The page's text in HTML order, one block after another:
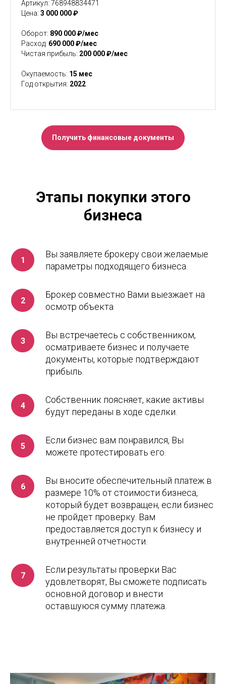
Артикул: 768948834471
Цена: 3 000 000 ₽
Оборот: 890 000 ₽/мес
Расход: 690 000 ₽/мес
Чистая прибыль: 200 000 ₽/мес
Окупаемость: 15 мес
Год открытия: 2022
Получить финансовые документы
Этапы покупки этого
бизнеса
Вы заявляете брокеру свои желаемые
параметры подходящего бизнеса.
Брокер совместно Вами выезжает на
осмотр объекта
Вы встречаетесь с собственником,
осматриваете бизнес и получаете
документы, которые подтверждают
прибыль.
Собственник поясняет, какие активы
будут переданы в ходе сделки.
Если бизнес вам понравился, Вы
можете протестировать его.
Вы вносите обеспечительный платеж в
размере 10% от стоимости бизнеса,
который будет возвращен, если бизнес
не пройдет проверку. Вам
предоставляется доступ к бизнесу и
внутренней отчетности.
Если результаты проверки Вас
удовлетворят, Вы сможете подписать
основной договор и внести
оставшуюся сумму платежа.